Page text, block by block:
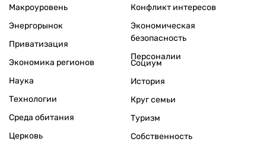
Макроуровень
Энергорынок
Приватизация
Экономика регионов
Конфликт интересов
Экономическая
безопасность
Персоналии
Наука
Технологии
Среда обитания
Церковь
Социум
История
Круг семьи
Туризм
Собственность